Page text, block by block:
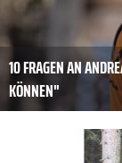
10 FRAGEN AN
KÖNNEN"